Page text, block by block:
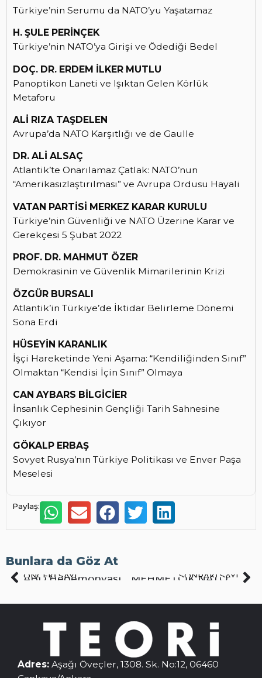
Türkiye’nin Serumu da NATO’yu Yaşatamaz
H. ŞULE PERİNÇEK
Türkiye’nin NATO’ya Girişi ve Ödediği Bedel
DOÇ. DR. ERDEM İLKER MUTLU
Panoptikon Laneti ve Işıktan Gelen Körlük
Metaforu
ALİ RIZA TAŞDELEN
Avrupa’da NATO Karşıtlığı ve de Gaulle
DR. ALİ ALSAÇ
Atlantik’te Onarılamaz Çatlak: NATO’nun
“Amerikasızlaştırılması” ve Avrupa Ordusu Hayali
VATAN PARTİSİ MERKEZ KARAR KURULU
Türkiye’nin Güvenliği ve NATO Üzerine Karar ve
Gerekçesi 5 Şubat 2022
PROF. DR. MAHMUT ÖZER
Demokrasinin ve Güvenlik Mimarilerinin Krizi
ÖZGÜR BURSALI
Atlantik’in Türkiye’de İktidar Belirleme Dönemi
Sona Erdi
HÜSEYİN KARANLIK
İşçi Hareketinde Yeni Aşama: “Kendiliğinden Sınıf”
Olmaktan “Kendisi İçin Sınıf” Olmaya
CAN AYBARS BİLGİCİER
İnsanlık Cephesinin Gençliği Tarih Sahnesine
Çıkıyor
GÖKALP ERBAŞ
Sovyet Rusya’nın Türkiye Politikası ve Enver Paşa
Meselesi
Paylaş:
Bunlara da Göz At
ÖNCEKI SAYI SONRAKI SAYI
MEHMETÇİK NATO FEDAİSİ YAPILAMAZ
Adres: Aşağı Öveçler, 1308. Sk. No:12, 06460